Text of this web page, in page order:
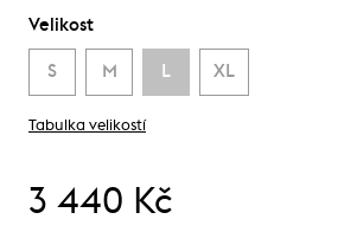
Velikost
S M L XL
Tabulka velikostí
3 440 Kč